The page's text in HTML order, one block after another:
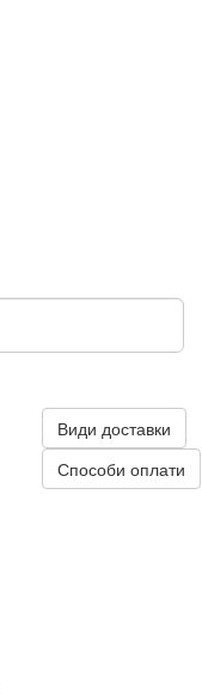
Види доставки
Способи оплати